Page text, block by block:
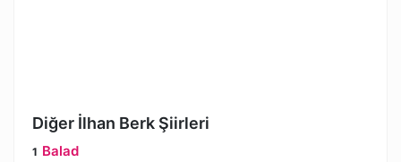
Diğer İlhan Berk Şiirleri
Balad